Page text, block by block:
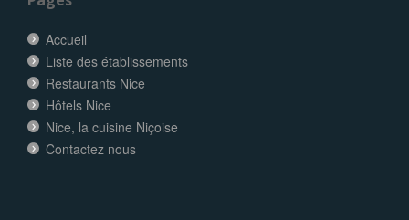
Accueil
Liste des établissements
Restaurants Nice
Hôtels Nice
Nice, la cuisine Niçoise
Contactez nous